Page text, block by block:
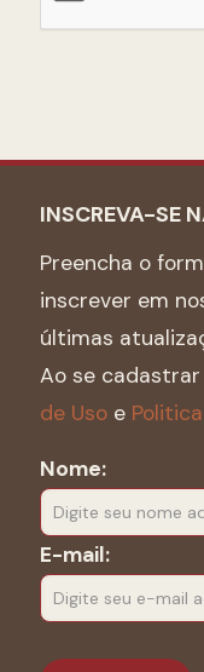
INSCREVA-SE
Preencha o
inscrever em
últimas
Ao se
de Uso e
Nome:
E-mail: